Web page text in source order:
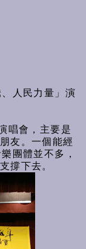
人民力量」演
唱會，主要是
友。一個能經
團體並不多，
撐下去。